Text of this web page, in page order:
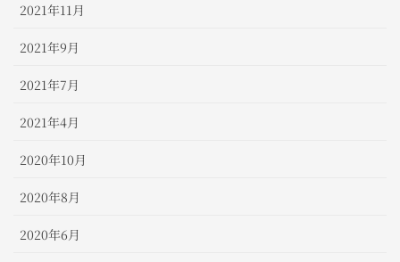
2021年11月
2021年9月
2021年7月
2021年4月
2020年10月
2020年8月
2020年6月